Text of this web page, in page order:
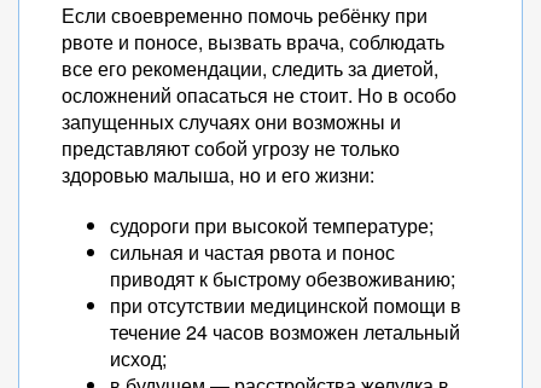
Если своевременно помочь ребёнку при
рвоте и поносе, вызвать врача, соблюдать
все его рекомендации, следить за диетой,
осложнений опасаться не стоит. Но в особо
запущенных случаях они возможны и
представляют собой угрозу не только
здоровью малыша, но и его жизни:
судороги при высокой температуре;
сильная и частая рвота и понос
приводят к быстрому обезвоживанию;
при отсутствии медицинской помощи в
течение 24 часов возможен летальный
исход;